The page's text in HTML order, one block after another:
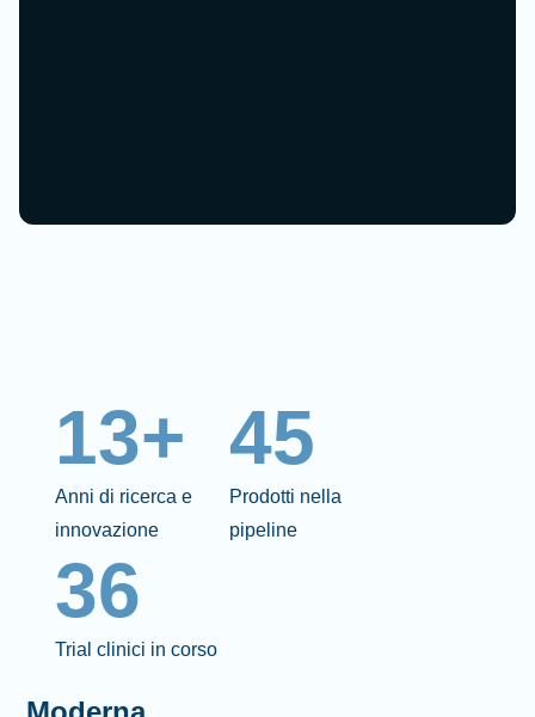
13+
Anni di ricerca e
innovazione
45
Prodotti nella
pipeline
36
Trial clinici in corso